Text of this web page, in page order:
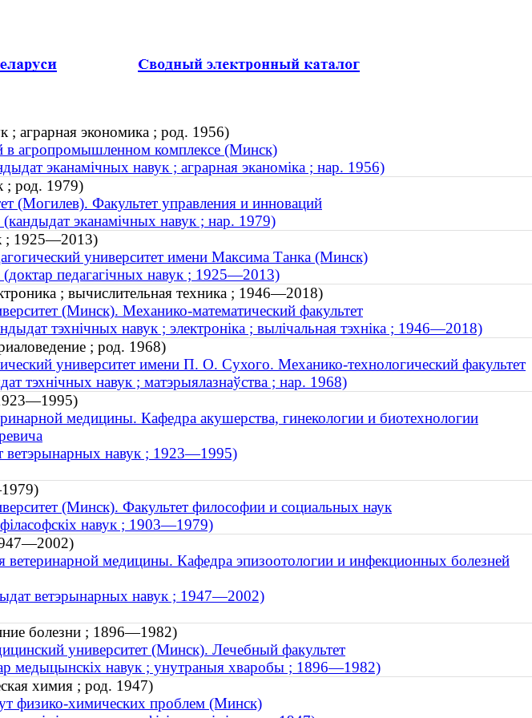
; аграрная экономика ; род. 1956)
в агропромышленном комплексе (Минск)
эканамічных навук ; аграрная эканоміка ; нар. 1956)
; род. 1979)
(Могилев). Факультет управления и инноваций
эканамічных навук ; нар. 1979)
; 1925—2013)
университет имени Максима Танка (Минск)
(доктар педагагічных навук ; 1925—2013)
; вычислительная техника ; 1946—2018)
(Минск). Механико-математический факультет
тэхнічных навук ; электроніка ; вылічальная тэхніка ; 1946—2018)
; род. 1968)
университет имени П. О. Сухого. Механико-технологический факультет
тэхнічных навук ; матэрыялазнаўства ; нар. 1968)
медицины. Кафедра акушерства, гинекологии и биотехнологии
ветэрынарных навук ; 1923—1995)
(Минск). Факультет философии и социальных наук
філасофскіх навук ; 1903—1979)
ветеринарной медицины. Кафедра эпизоотологии и инфекционных болезней
ветэрынарных навук ; 1947—2002)
болезни ; 1896—1982)
университет (Минск). Лечебный факультет
медыцынскіх навук ; унутраныя хваробы ; 1896—1982)
химия ; род. 1947)
физико-химических проблем (Минск)